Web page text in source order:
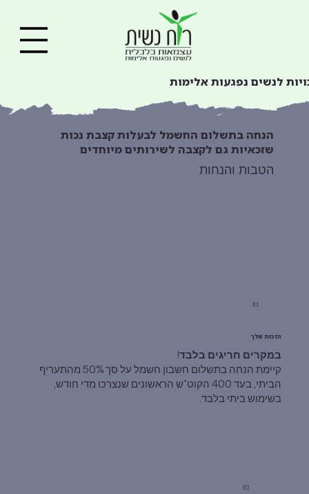
לנשים נפגעות אלימות
הנחה בתשלום החשמל לבעלות קצבת נכות
שזכאיות גם לקצבה לשירותים מיוחדים
הטבות והנחות
01
הזכות שלך
במקרים חריגים בלבד!
קיימת הנחה בתשלום חשבון חשמל על סך 50% מהתעריף
הביתי, בעד 400 הקוט"ש הראשונים שנצרכו מדי חודש,
בשימוש ביתי בלבד.
02